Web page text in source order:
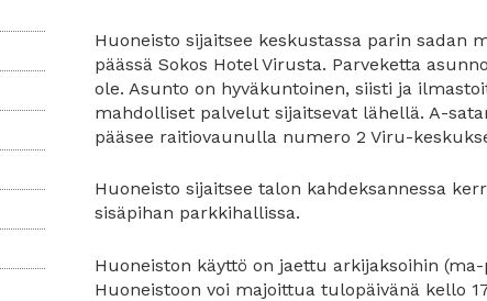
Huoneisto sijaitsee keskustassa parin sadan
päässä Sokos Hotel Virusta. Parveketta
ole. Asunto on hyväkuntoinen, siisti ja
mahdolliset palvelut sijaitsevat lähellä. A-
pääsee raitiovaunulla numero 2 Viru-
Huoneisto sijaitsee talon kahdeksannessa
sisäpihan parkkihallissa.
Huoneiston käyttö on jaettu arkijaksoihin
Huoneistoon voi majoittua tulopäivänä kello